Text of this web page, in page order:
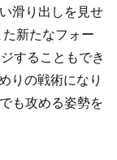
滑り出しを見せ
新たなフォー
することもでき
りの戦術になり
も攻める姿勢を